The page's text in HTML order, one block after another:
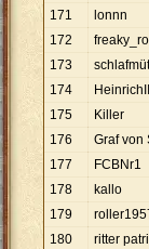
171
lonnn
172
173
174
175
Killer
176
Graf von
177
FCBNr1
178
kallo
179
180
ritter